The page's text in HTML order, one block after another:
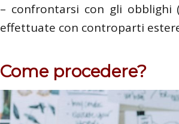
– confrontarsi con gli
effettuate con controparti
Come procedere?